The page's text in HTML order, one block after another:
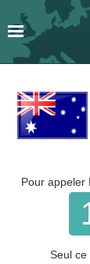
Pour appeler
Seul